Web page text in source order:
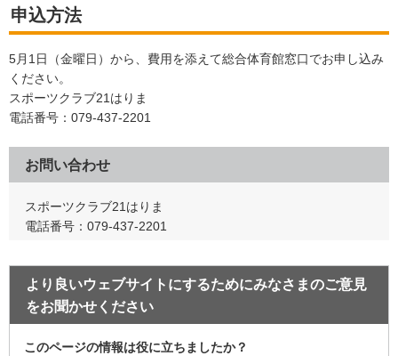
申込方法
5月1日（金曜日）から、費用を添えて総合体育館窓口でお申し込み
ください。
スポーツクラブ21はりま
電話番号：079-437-2201
お問い合わせ
スポーツクラブ21はりま
電話番号：079-437-2201
より良いウェブサイトにするためにみなさまのご意見
をお聞かせください
このページの情報は役に立ちましたか？